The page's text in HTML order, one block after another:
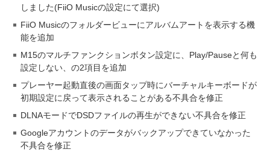
しました(FiiO Musicの設定にて選択)
FiiO Musicのフォルダービューにアルバムアートを表示する機
能を追加
M15のマルチファンクションボタン設定に、Play/Pauseと何も
設定しない、の2項目を追加
プレーヤー起動直後の画面タップ時にバーチャルキーボードが
初期設定に戻って表示されることがある不具合を修正
DLNAモードでDSDファイルの再生ができない不具合を修正
Googleアカウントのデータがバックアップできていなかった
不具合を修正